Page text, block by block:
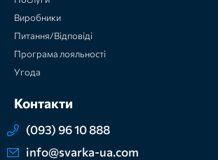
Виробники
Питання/Відповіді
Програма лояльності
Угода
Контакти
(093) 96 10 888
info@svarka-ua.com